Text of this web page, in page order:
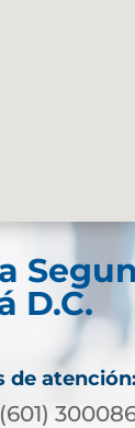
D.C.
de atención: